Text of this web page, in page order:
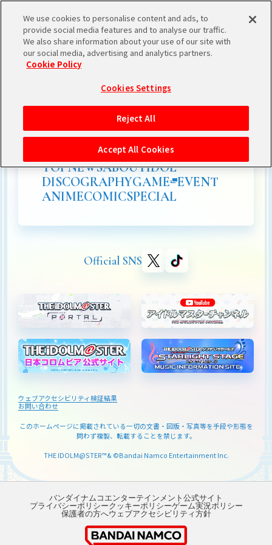
TOPNEWSABOUTIDOL
DISCOGRAPHYGAME EVENT
ANIMECOMICSPECIAL
Official SNS
ウェブアクセシビリティ検証結果
お問い合わせ
このホームページに掲載されている一切の文書・図版・写真等を手段や形態を
問わず複製、転載することを禁じます。
THE IDOLM@STER™& ©Bandai Namco Entertainment Inc.
バンダイナムコエンターテインメント公式サイト
プライバシーポリシークッキーポリシーゲーム実況ポリシー
保護者の方へウェブアクセシビリティ方針
We use cookies to personalise content and ads, to
provide social media features and to analyse our traffic.
We also share information about your use of our site with
our social media, advertising and analytics partners.
Cookie Policy
Cookies Settings
Reject All
Accept All Cookies